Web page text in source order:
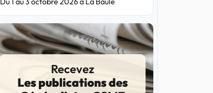
Recevez
Les publications des